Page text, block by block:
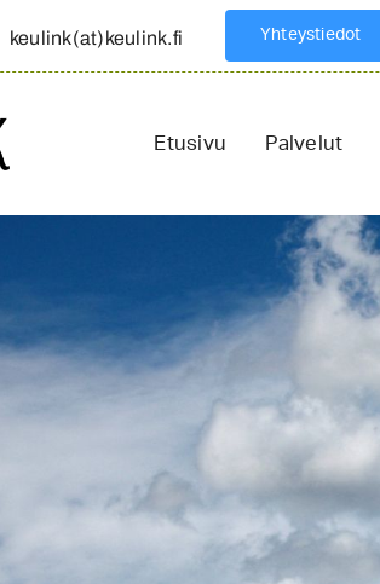
keulink(at)keulink.fi Yhteystiedot
Etusivu Palvelut